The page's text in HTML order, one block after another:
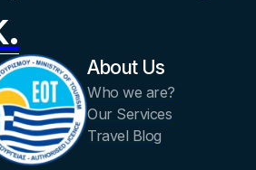
About Us
Who we are?
Our Services
Travel Blog